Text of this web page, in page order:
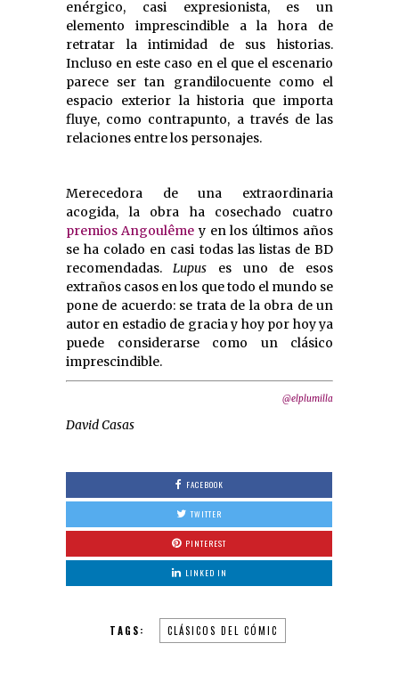
enérgico, casi expresionista, es un
elemento imprescindible a la hora de
retratar la intimidad de sus historias.
Incluso en este caso en el que el escenario
parece ser tan grandilocuente como el
espacio exterior la historia que importa
fluye, como contrapunto, a través de las
relaciones entre los personajes.
Merecedora de una extraordinaria
acogida, la obra ha cosechado cuatro
premios Angoulême y en los últimos años
se ha colado en casi todas las listas de BD
recomendadas. Lupus es uno de esos
extraños casos en los que todo el mundo se
pone de acuerdo: se trata de la obra de un
autor en estadio de gracia y hoy por hoy ya
puede considerarse como un clásico
imprescindible.
@elplumilla
David Casas
FACEBOOK
TWITTER
PINTEREST
LINKED IN
TAGS: CLÁSICOS DEL CÓMIC